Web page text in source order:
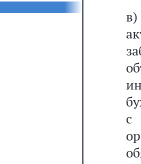
с